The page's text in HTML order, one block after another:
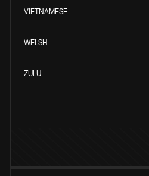
VIETNAMESE
WELSH
ZULU